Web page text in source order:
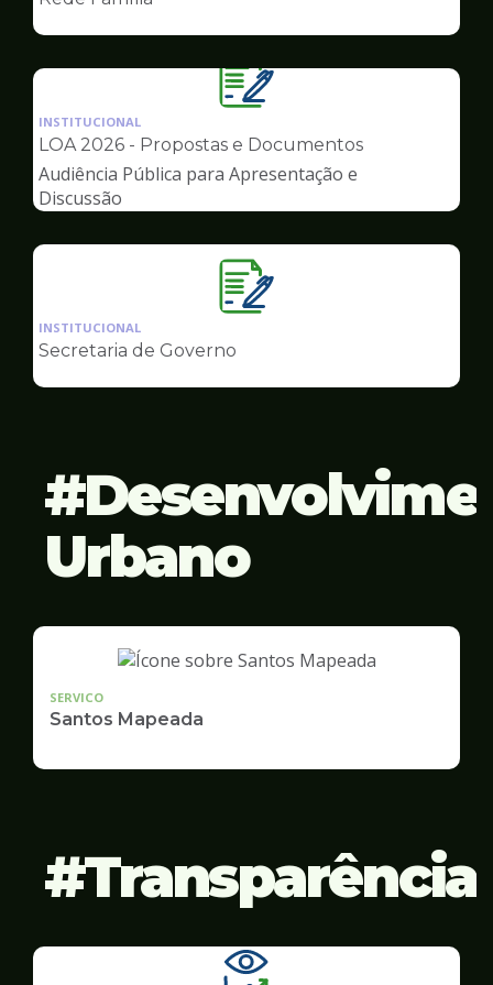
Governo
Ilustração
da
pagina
Governo
INSTITUCIONAL
LOA 2026 - Propostas e Documentos
Audiência Pública para Apresentação e
Discussão
Ilustração
da
Governo
INSTITUCIONAL
Secretaria de Governo
Urbano
SERVICO
Santos Mapeada
Transparência